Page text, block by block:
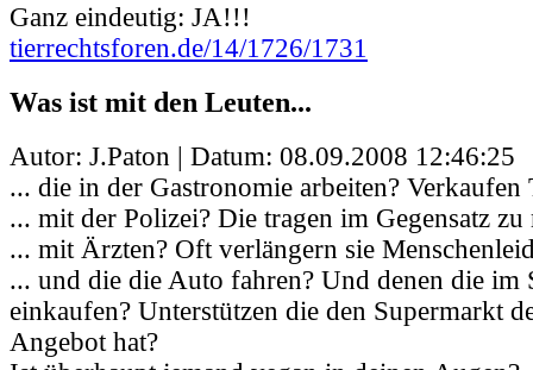
Ganz eindeutig: JA!!!
tierrechtsforen.de/14/1726/1731
Was ist mit den Leuten...
Autor: J.Paton | Datum: 08.09.2008 12:46:25
... die in der Gastronomie arbeiten? Verkaufen
... mit der Polizei? Die tragen im Gegensatz
... mit Ärzten? Oft verlängern sie
... und die die Auto fahren? Und denen die im
einkaufen? Unterstützen die den Supermarkt
Angebot hat?